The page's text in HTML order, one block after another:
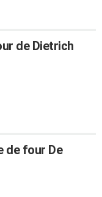
de Dietrich
de four De